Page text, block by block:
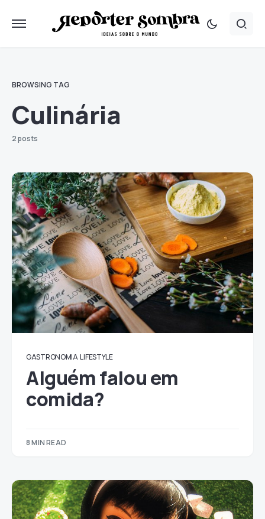
BROWSING TAG
Culinária
2 posts
GASTRONOMIA LIFESTYLE
Alguém falou em
comida?
8 MIN READ